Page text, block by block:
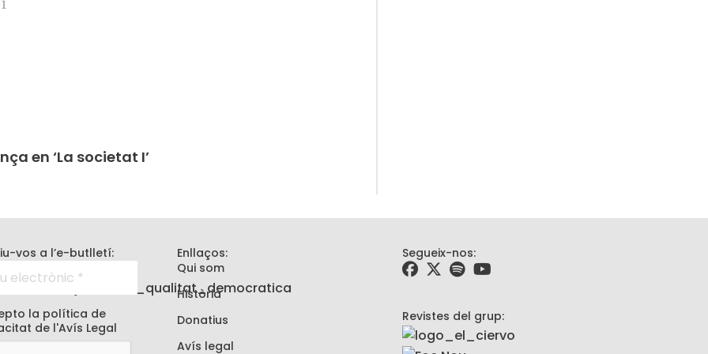
en ‘La societat I’
vos a l’e-butlletí:
la política de
de l'Avís Legal
Enllaços:
Qui som
Història
Donatius
Avís legal
Segueix-nos:
Revistes del grup: